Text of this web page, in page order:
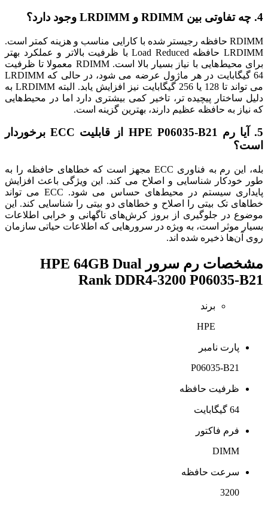
4. چه تفاوتی بین RDIMM و LRDIMM وجود دارد؟
RDIMM حافظه رجیستر شده با کارایی مناسب و هزینه کمتر است.
LRDIMM حافظه Load Reduced با ظرفیت بالاتر و عملکرد بهتر
برای محیط‌هایی با نیاز بسیار بالا است. RDIMM معمولا تا ظرفیت
64 گیگابایت در هر ماژول عرضه می شود، در حالی که LRDIMM
می تواند تا 128 یا 256 گیگابایت نیز افزایش یابد. البته LRDIMM به
دلیل ساختار پیچیده تر، تاخیر کمی بیشتری دارد اما در محیط‌هایی
که نیاز به حافظه عظیم دارند، بهترین گزینه است.
5. آیا رم HPE P06035-B21 از قابلیت ECC برخوردار
است؟
بله، این رم به فناوری ECC مجهز است که خطاهای حافظه را به
طور خودکار شناسایی و اصلاح می کند. این ویژگی باعث افزایش
پایداری سیستم در محیط‌های حساس می شود. ECC می تواند
خطاهای تک بیتی را اصلاح و خطاهای دو بیتی را شناسایی کند. این
موضوع در جلوگیری از بروز کرش‌های ناگهانی و خرابی اطلاعات
بسیار موثر است، به ویژه در سرورهایی که اطلاعات حیاتی سازمان
روی آن‌ها ذخیره شده اند.
مشخصات
رم سرور HPE 64GB Dual
Rank DDR4-3200 P06035-B21
برند
HPE
پارت نامبر
P06035-B21
ظرفیت حافظه
64 گیگابایت
فرم فاکتور
DIMM
سرعت حافظه
3200